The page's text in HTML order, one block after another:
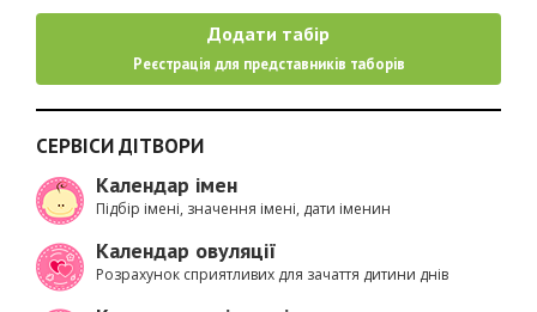
Додати табір
Реєстрація для представників таборів
СЕРВІСИ ДІТВОРИ
Календар імен
Підбір імені, значення імені, дати іменин
Календар овуляції
Розрахунок сприятливих для зачаття дитини днів